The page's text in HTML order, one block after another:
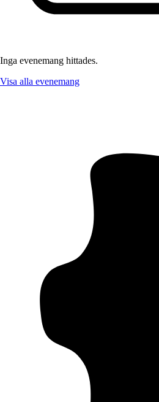
Inga evenemang hittades.
Visa alla evenemang